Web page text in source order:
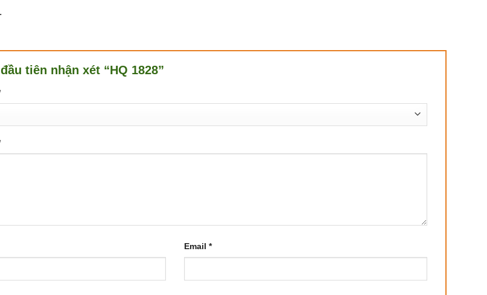
tiên nhận xét “HQ 1828”
Email *